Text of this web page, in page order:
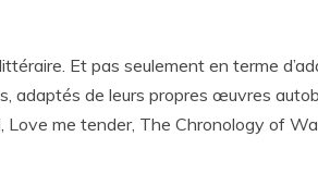
Et pas seulement en terme
adaptés de leurs propres œuvres
Love me tender, The Chronology of